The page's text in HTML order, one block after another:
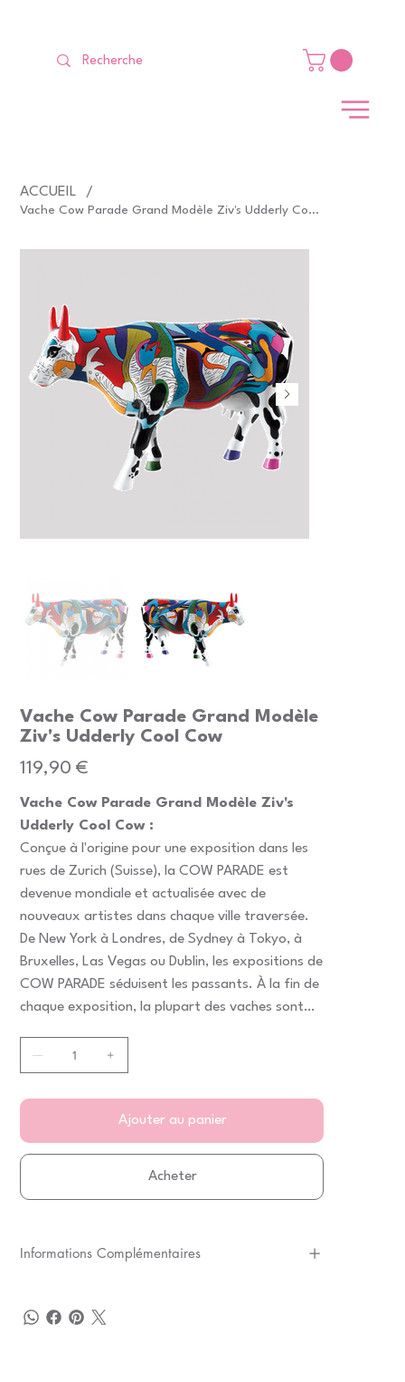
ACCUEIL /
Vache Cow Parade Grand Modèle Ziv's Udderly Cool Cow
Vache Cow Parade Grand Modèle
Ziv's Udderly Cool Cow
Prix
119,90 €
Vache Cow Parade Grand Modèle Ziv's
Udderly Cool Cow :
Conçue à l'origine pour une exposition dans les
rues de Zurich (Suisse), la COW PARADE est
devenue mondiale et actualisée avec de
nouveaux artistes dans chaque ville traversée.
De New York à Londres, de Sydney à Tokyo, à
Bruxelles, Las Vegas ou Dublin, les expositions de
COW PARADE séduisent les passants. À la fin de
chaque exposition, la plupart des vaches sont
Ajouter au panier
Acheter
Informations Complémentaires